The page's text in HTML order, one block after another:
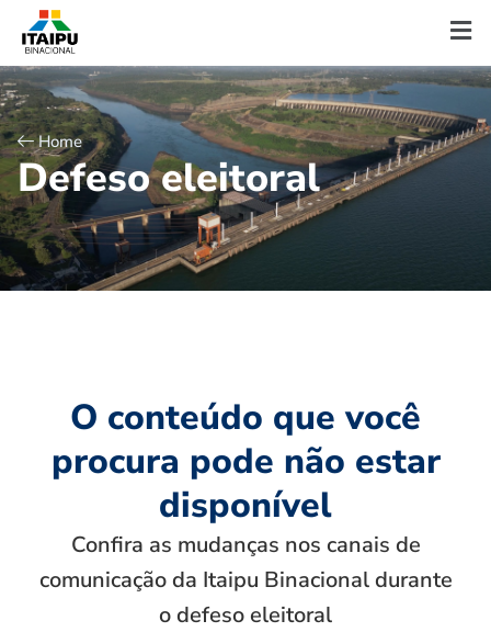
Home
Defeso eleitoral
O conteúdo que você
procura pode não estar
disponível
Confira as mudanças nos canais de
comunicação da Itaipu Binacional durante
o defeso eleitoral